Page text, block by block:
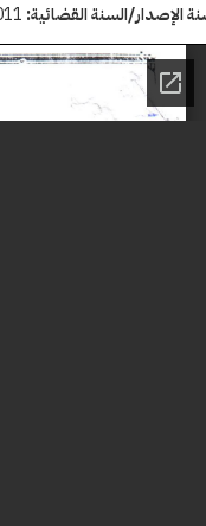
الإصدار/السنة القضائية: